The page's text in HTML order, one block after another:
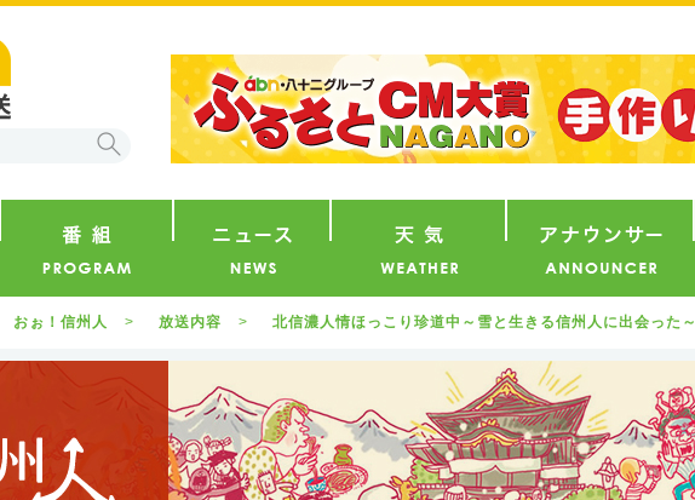
おぉ！信州人 放送内容 北信濃人情ほっこり珍道中～雪と生きる信州人に出会った～